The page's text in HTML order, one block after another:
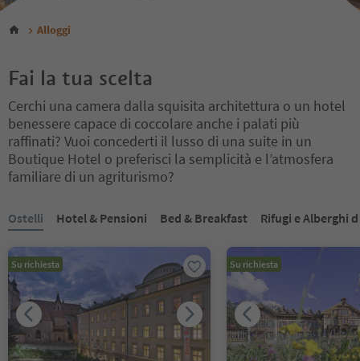
Alloggi
Fai la tua scelta
Cerchi una camera dalla squisita architettura o un hotel
benessere capace di coccolare anche i palati più
raffinati? Vuoi concederti il lusso di una suite in un
Boutique Hotel o preferisci la semplicità e l’atmosfera
familiare di un agriturismo?
Ostelli Hotel & Pensioni Bed & Breakfast Rifugi e Alberghi
Su richiesta Su richiesta